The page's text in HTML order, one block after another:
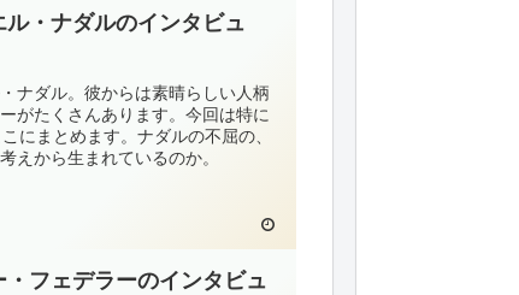
ル・ナダルのインタビュ
ナダル。彼からは素晴らしい人柄
がたくさんあります。今回は特に
にまとめます。ナダルの不屈の、
えから生まれているのか。
・フェデラーのインタビュ